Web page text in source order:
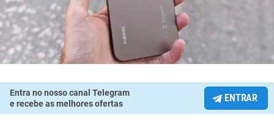
Entra no nosso canal Telegram
e recebe as melhores ofertas
ENTRAR